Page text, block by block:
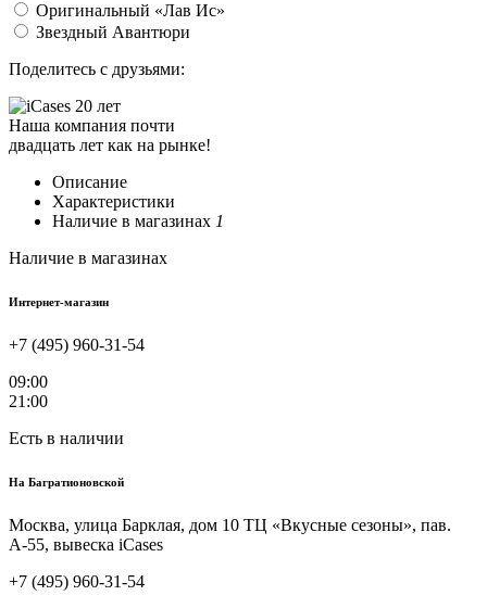
Оригинальный «Лав Ис»
Звездный Авантюри
Поделитесь с друзьями:
Наша компания почти
двадцать лет как на рынке!
Описание
Характеристики
Наличие в магазинах 1
Наличие в магазинах
Интернет-магазин
+7 (495) 960-31-54
09:00
21:00
Есть в наличии
На Багратионовской
Москва, улица Барклая, дом 10 ТЦ «Вкусные сезоны», пав.
А-55, вывеска iCases
+7 (495) 960-31-54